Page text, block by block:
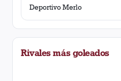
Deportivo Merlo
Rivales más goleados